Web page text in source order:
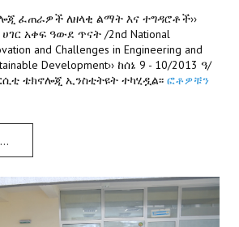
ፈጠራዎች ለዘላቂ ልማት እና ተግዳሮቶች››
አቀፍ ዓውደ ጥናት /2nd National
and Challenges in Engineering and
Development›› ከሰኔ 9 - 10/2013 ዓ/
ቴክኖሎጂ ኢንስቲትዩት ተካሂዷል፡፡ ፎቶዎቹን